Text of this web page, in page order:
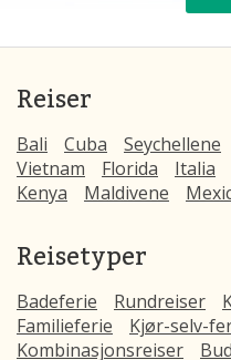
Reiser
Bali Cuba Seychellene
Vietnam
Florida Italia
Kenya
Maldivene
Reisetyper
Badeferie Rundreiser
Familieferie
Kjør-selv-
Kombinasjonsreiser